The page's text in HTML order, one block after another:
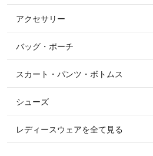
ニット・セーター
シャツ・ブラウス・ワンピース
ショーシャツ
すべてのファッション雑貨
ソックス
ベルト
アクセサリー
すべてのアクセサリー
リング
ピアス・イヤリング
バッグ・ポーチ
スカート・パンツ・ボトムス
シューズ
レディースウェアを全て見る